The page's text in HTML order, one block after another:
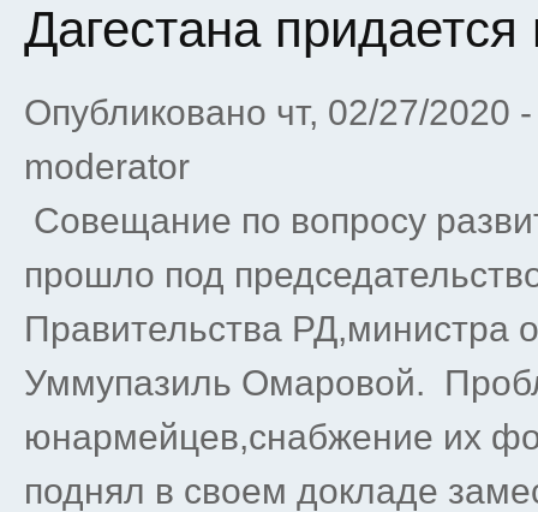
Дагестана
Опубликовано чт, 02/27/2020
moderator
Совещание по вопросу
прошло под
Правительства РД,министра
Уммупазиль Омаровой.
юнармейцев,снабжение их
поднял в своем докладе